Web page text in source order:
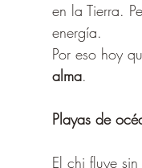
en la Tierra.
energía.
Por eso hoy
alma.
Playas de
El chi fluye